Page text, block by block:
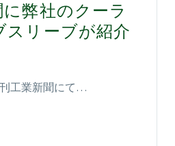
弊社のクーラ
スリーブが紹介
刊工業新聞にて…